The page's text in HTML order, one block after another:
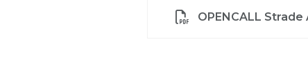
OPENCALL Strade